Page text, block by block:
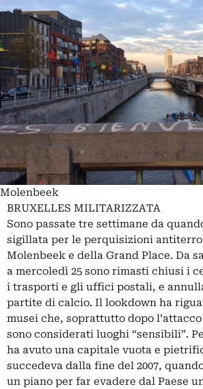
Molenbeek
BRUXELLES MILITARIZZATA
Sono passate tre settimane da
sigillata per le perquisizioni
Molenbeek e della Grand Place. Da
a mercoledì 25 sono rimasti chiusi i
i trasporti e gli uffici postali, e
partite di calcio. Il lookdown ha
musei che, soprattutto dopo
sono considerati luoghi “sensibili”.
ha avuto una capitale vuota e
succedeva dalla fine del 2007,
un piano per far evadere dal Paese